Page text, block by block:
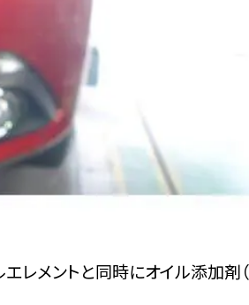
レメントと同時にオイル添加剤